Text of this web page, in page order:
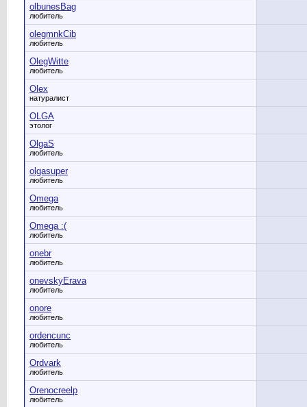
olbunesBag
любитель
olegmnkCib
любитель
OlegWitte
любитель
Olex
натуралист
OLGA
этолог
OlgaS
любитель
olgasuper
любитель
Omega
любитель
Omega :(
любитель
onebr
любитель
onevskyErava
любитель
onore
любитель
ordencunc
любитель
Ordvark
любитель
Orenocreelp
любитель